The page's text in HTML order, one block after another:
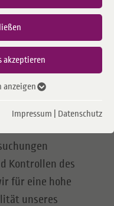
akzeptieren
Impressum Datenschutz
Kontrollen des
für eine hohe
unseres